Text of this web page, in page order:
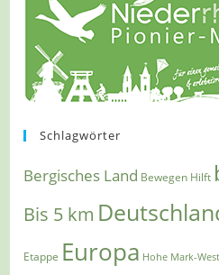
Schlagwörter
Bergisches Land Bewegen Hilft
Bis 5 km
Etappe Europa Hohe Mark-